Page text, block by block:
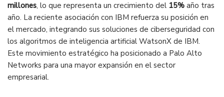
millones, lo que representa un crecimiento del 15% año tras
año. La reciente asociación con IBM refuerza su posición en
el mercado, integrando sus soluciones de ciberseguridad con
los algoritmos de inteligencia artificial WatsonX de IBM.
Este movimiento estratégico ha posicionado a Palo Alto
Networks para una mayor expansión en el sector
empresarial​.